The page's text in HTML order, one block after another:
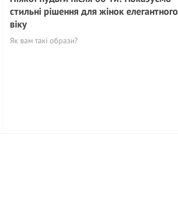
стильні рішення для жінок елегантного
віку
Як вам такі образи?